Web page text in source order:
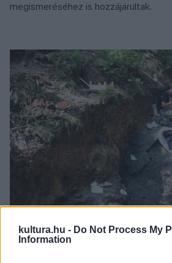
kultura.hu - Do Not Process My
Information
megismeréséhez is hozzájárultak.